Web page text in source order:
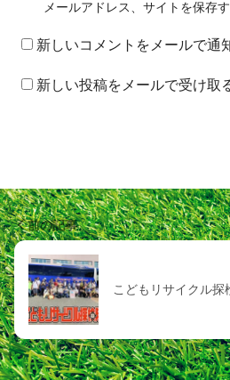
メールアドレス、サイトを保存す
新しいコメントをメールで通
新しい投稿をメールで受け取
前の記事
こどもリサイクル探